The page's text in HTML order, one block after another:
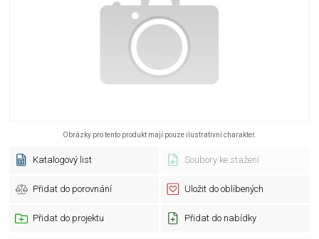
Obrázky pro tento produkt mají pouze ilustrativní charakter.
Katalogový list Soubory ke stažení
Přidat do porovnání Uložit do oblíbených
Přidat do projektu Přidat do nabídky